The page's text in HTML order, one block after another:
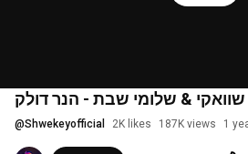
@Shwekeyofficial 2K likes 187K views 1